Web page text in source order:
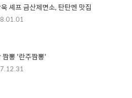
셰프 금산제면소, 탄탄멘 맛집
짬뽕 '란주짬뽕'